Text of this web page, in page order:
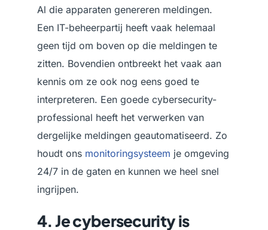
Al die apparaten genereren meldingen.
Een IT-beheerpartij heeft vaak helemaal
geen tijd om boven op die meldingen te
zitten. Bovendien ontbreekt het vaak aan
kennis om ze ook nog eens goed te
interpreteren. Een goede cybersecurity-
professional heeft het verwerken van
dergelijke meldingen geautomatiseerd. Zo
houdt ons monitoringsysteem je omgeving
24/7 in de gaten en kunnen we heel snel
ingrijpen.
4. Je cybersecurity is